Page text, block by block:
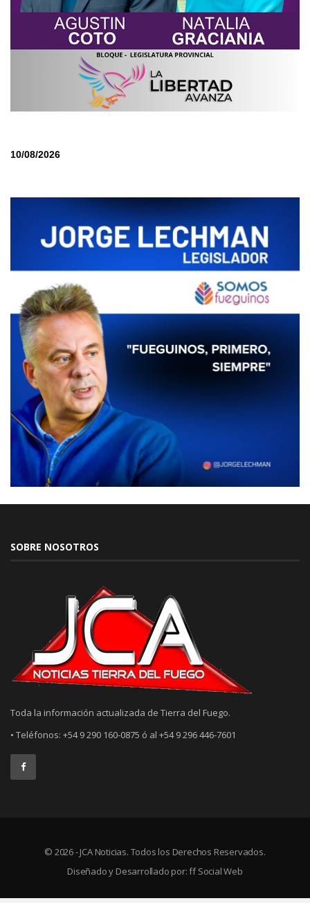
10/08/2026
SOBRE NOSOTROS
Toda la información actualizada de Tierra del Fuego.
• Teléfonos: +54 9 290 160-0875 ó al +54 9 296 446-7601
© 2026 - JCA Noticias. Todos los Derechos Reservados.
Diseñado y Desarrollado por:ff Social Web